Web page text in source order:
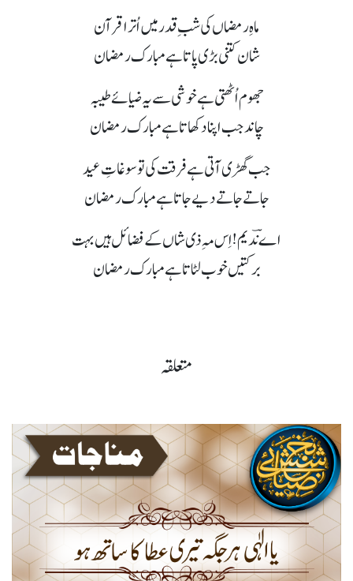
ماہِ رمضاں کی شبِ قدر میں اُترا قرآن
شان کتنی بڑی پاتا ہے مبارک رمضان
جھوم اُٹھتی ہے خوشی سے یہ ضیائے طیبہ
چاند جب اپنا دکھاتا ہے مبارک رمضان
جب گھڑی آتی ہےفرقت کی توسوغاتِ عید
جاتے جاتے دیے جاتا ہے مبارک رمضان
اے نؔدیم! اِس مہِ ذی شاں کے فضائل ہیں بہت
برکتیں خوب لٹاتا ہے مبارک رمضان
متعلقہ